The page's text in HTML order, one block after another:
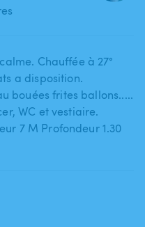
Chauffée à 27°
a disposition.
bouées frites ballons.....
WC et vestiaire.
7 M Profondeur 1.30